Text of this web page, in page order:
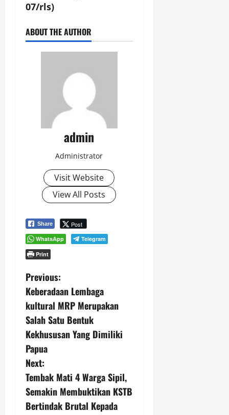
07/rls)
ABOUT THE AUTHOR
admin
Administrator
Visit Website
View All Posts
Share Post
WhatsApp
Telegram
Print
P
o
s
t
n
a
v
Previous:
Keberadaan Lembaga
kultural MRP Merupakan
Salah Satu Bentuk
Kekhususan Yang Dimiliki
Papua
Next:
Tembak Mati 4 Warga Sipil,
Semakin Membuktikan KSTB
Bertindak Brutal Kepada